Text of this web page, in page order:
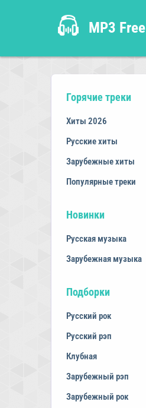
MP3 Free
Горячие треки
Хиты 2026
Русские хиты
Зарубежные хиты
Популярные треки
Новинки
Русская музыка
Зарубежная музыка
Подборки
Русский рок
Русский рэп
Клубная
Зарубежный рэп
Зарубежный рок